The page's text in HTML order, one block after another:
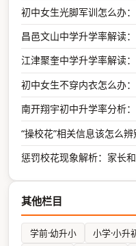
初中女生光脚军训怎么办
昌邑文山中学升学率解读
江津聚奎中学升学率解读
初中女生不穿内衣怎么办
南开翔宇初中升学率分析
“操校花”相关信息该怎么
惩罚校花现象解析：家长
其他栏目
学前·幼升小 小学·小升